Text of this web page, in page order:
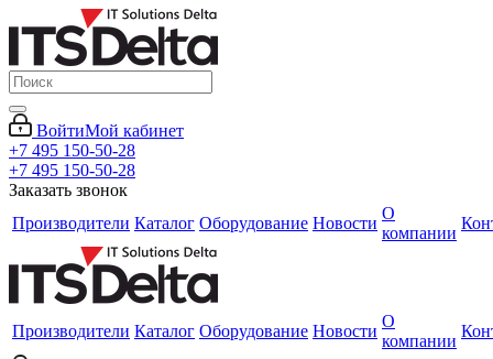
ВойтиМой кабинет
+7 495 150-50-28
+7 495 150-50-28
Заказать звонок
Производители Каталог Оборудование Новости
О
компании
Производители Каталог Оборудование Новости
О
компании